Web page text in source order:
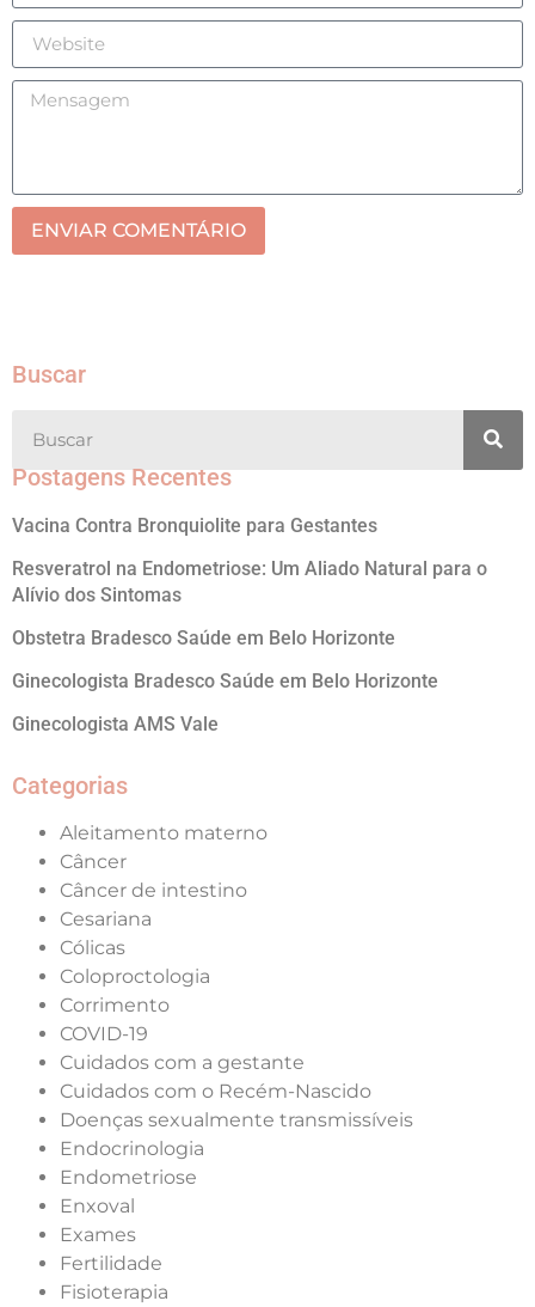
ENVIAR COMENTÁRIO
Buscar
Postagens Recentes
Vacina Contra Bronquiolite para Gestantes
Resveratrol na Endometriose: Um Aliado Natural para o
Alívio dos Sintomas
Obstetra Bradesco Saúde em Belo Horizonte
Ginecologista Bradesco Saúde em Belo Horizonte
Ginecologista AMS Vale
Categorias
Aleitamento materno
Câncer
Câncer de intestino
Cesariana
Cólicas
Coloproctologia
Corrimento
COVID-19
Cuidados com a gestante
Cuidados com o Recém-Nascido
Doenças sexualmente transmissíveis
Endocrinologia
Endometriose
Enxoval
Exames
Fertilidade
Fisioterapia